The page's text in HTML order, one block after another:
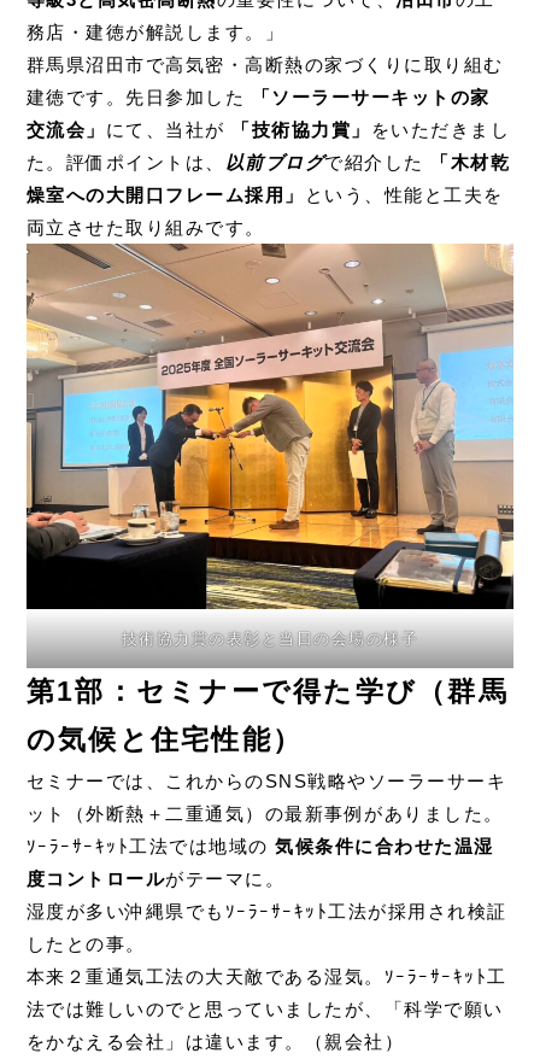
務店・建徳が解説します。」
群馬県沼田市で高気密・高断熱の家づくりに取り組む
建徳です。先日参加した
「ソーラーサーキットの家
交流会」 にて、当社が 「技術協力賞」
をいただきまし
た。評価ポイントは、 以前ブログで紹介した
「木材乾
燥室への大開口フレーム採用」
という、性能と工夫を
両立させた取り組みです。
技術協力賞の表彰と当日の会場の様子
第1部：セミナーで得た学び（群馬
の気候と住宅性能）
セミナーでは、これからのSNS戦略やソーラーサーキ
ット（外断熱＋二重通気）の最新事例がありました。
ｿｰﾗｰｻｰｷｯﾄ工法では地域の気候条件に合わせた温湿
度コントロールがテーマに。
湿度が多い沖縄県でもｿｰﾗｰｻｰｷｯﾄ工法が採用され検証
したとの事。
本来２重通気工法の大天敵である湿気。ｿｰﾗｰｻｰｷｯﾄ工
法では難しいのでと思っていましたが、「科学で願い
をかなえる会社」は違います。（親会社）